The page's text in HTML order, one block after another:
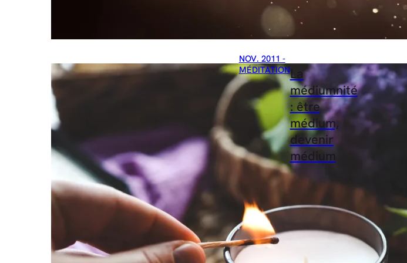
NOV. 2011 -
MÉDITATIONLa
médiumnité
: être
médium,
devenir
médium